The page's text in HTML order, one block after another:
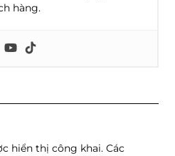
hàng.
hiển thị công khai. Các